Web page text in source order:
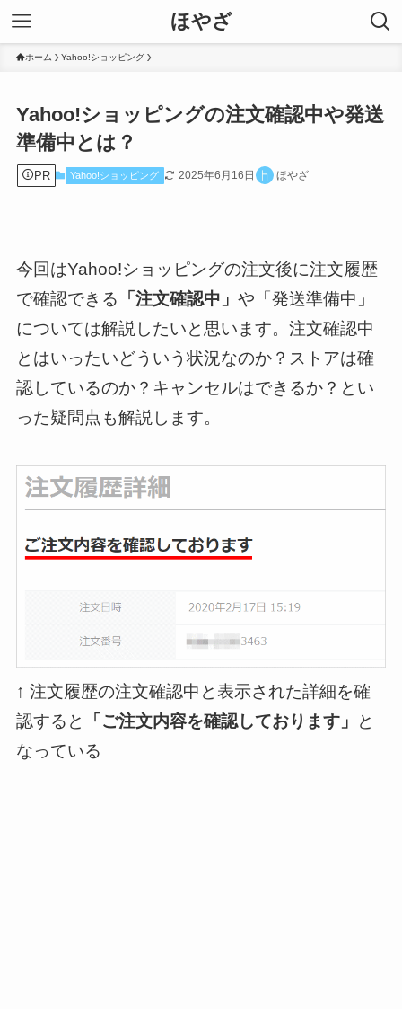
ほやざ
ホーム Yahoo!ショッピング
Yahoo!ショッピングの注文確認中や発送
準備中とは？
PR Yahoo!ショッピング 2025年6月16日 ほやざ
今回はYahoo!ショッピングの注文後に注文履歴
で確認できる 「注文確認中」 や「発送準備中」
については解説したいと思います。注文確認中
とはいったいどういう状況なのか？ストアは確
認しているのか？キャンセルはできるか？とい
った疑問点も解説します。
↑ 注文履歴の注文確認中と表示された詳細を確
認すると
「ご注文内容を確認しております」
と
なっている